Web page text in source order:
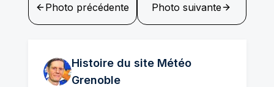
Photo précédente Photo suivante
Histoire du site Météo
Grenoble